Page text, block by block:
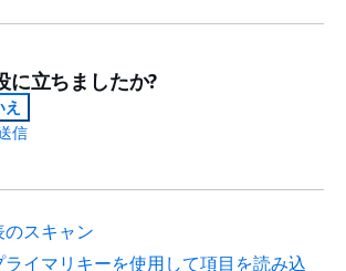
に立ちましたか?
信
のスキャン
ライマリキーを使用して項目を読み込